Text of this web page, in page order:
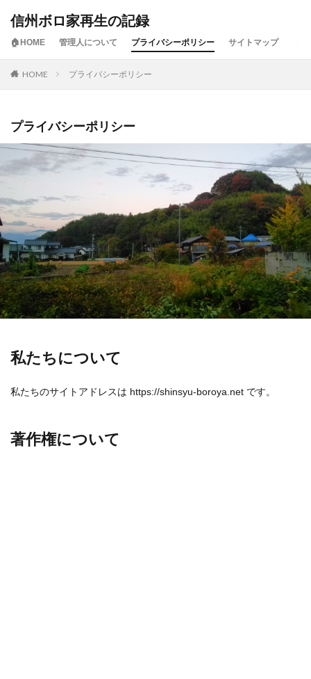
信州ボロ家再生の記録
🏠HOME 管理人について プライバシーポリシー サイトマップ
HOME プライバシーポリシー
プライバシーポリシー
私たちについて
私たちのサイトアドレスは https://shinsyu-boroya.net です。
著作権について